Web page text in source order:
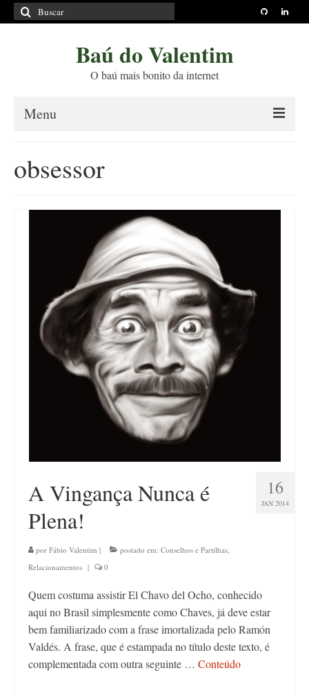
Buscar
por:
Baú do Valentim
O baú mais bonito da internet
Menu
Princípios Editoriais
Políticas e Termos
Contato
obsessor
16
JAN 2014
A Vingança Nunca é
Plena!
por Fábio Valentim | postado em: Conselhos e Partilhas,
Relacionamentos | 0
Quem costuma assistir El Chavo del Ocho, conhecido
aqui no Brasil simplesmente como Chaves, já deve estar
bem familiarizado com a frase imortalizada pelo Ramón
Valdés. A frase, que é estampada no título deste texto, é
complementada com outra seguinte … Conteúdo